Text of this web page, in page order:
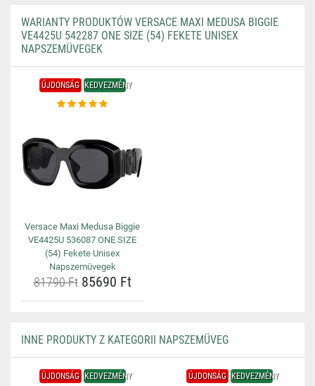
WARIANTY PRODUKTÓW VERSACE MAXI MEDUSA BIGGIE
VE4425U 542287 ONE SIZE (54) FEKETE UNISEX
NAPSZEMÜVEGEK
ÚJDONSÁG KEDVEZMÉNY
Versace Maxi Medusa Biggie
VE4425U 536087 ONE SIZE
(54) Fekete Unisex
Napszemüvegek
81790 Ft85690 Ft
INNE PRODUKTY Z KATEGORII NAPSZEMÜVEG
ÚJDONSÁG KEDVEZMÉNY ÚJDONSÁG KEDVEZMÉNY